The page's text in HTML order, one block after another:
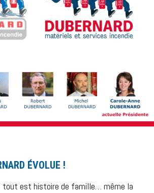
ÉVOLUE !
tout est histoire de famille… même la